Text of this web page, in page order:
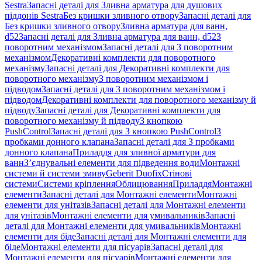
SestraЗапасні деталі для Зливна арматура для душових
піддонів SestraБез кришки зливного отворуЗапасні деталі для
Без кришки зливного отворуЗливна арматура для ванн,
d52Запасні деталі для Зливна арматура для ванн, d52З
поворотним механізмомЗапасні деталі для З поворотним
механізмомДекоративні комплекти для поворотного
механізмуЗапасні деталі для Декоративні комплекти для
поворотного механізмуЗ поворотним механізмом і
підводомЗапасні деталі для З поворотним механізмом і
підводомДекоративні комплекти для поворотного механізму й
підводуЗапасні деталі для Декоративні комплекти для
поворотного механізму й підводуЗ кнопкою
PushControlЗапасні деталі для З кнопкою PushControlЗ
пробками донного клапанаЗапасні деталі для З пробками
донного клапанаПриладдя для зливної арматури для
ваннЗ’єднувальні елементи для підведення водиМонтажні
системи й системи змивуGeberit DuofixСтінові
системиСистеми кріпленняОблицюванняПриладдяМонтажні
елементиЗапасні деталі для Монтажні елементиМонтажні
елементи для унітазівЗапасні деталі для Монтажні елементи
для унітазівМонтажні елементи для умивальниківЗапасні
деталі для Монтажні елементи для умивальниківМонтажні
елементи для бідеЗапасні деталі для Монтажні елементи для
бідеМонтажні елементи для пісуарівЗапасні деталі для
Монтажні елементи для пісуарівМонтажні елементи для